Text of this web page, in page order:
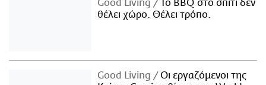
Good Living
Το BBQ στο σπίτι δεν
θέλει χώρο. Θέλει τρόπο.
Good Living
Οι εργαζόμενοι της